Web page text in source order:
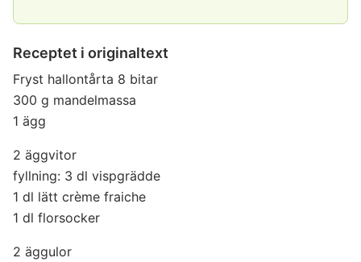
Receptet i originaltext
Fryst hallontårta 8 bitar
300 g mandelmassa
1 ägg
2 äggvitor
fyllning: 3 dl vispgrädde
1 dl lätt crème fraiche
1 dl florsocker
2 äggulor